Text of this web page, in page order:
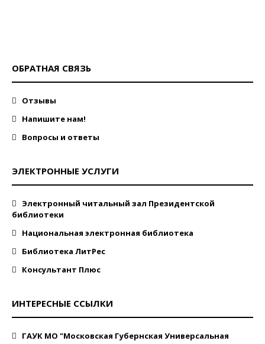
ОБРАТНАЯ СВЯЗЬ
Отзывы
Напишите нам!
Вопросы и ответы
ЭЛЕКТРОННЫЕ УСЛУГИ
Электронный читальный зал Президентской
библиотеки
Национальная электронная библиотека
Библиотека ЛитРес
Консультант Плюс
ИНТЕРЕСНЫЕ ССЫЛКИ
ГАУК МО "Московская Губернская Универсальная